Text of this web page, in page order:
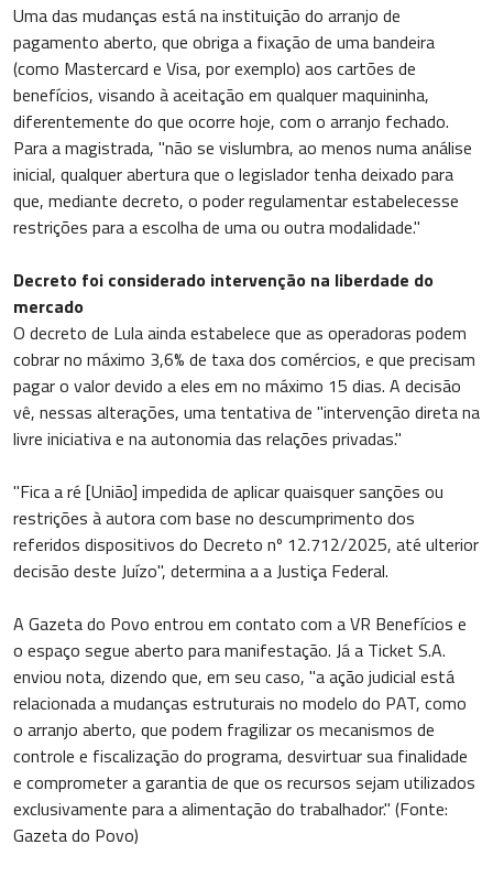
Uma das mudanças está na instituição do arranjo de
pagamento aberto, que obriga a fixação de uma bandeira
(como Mastercard e Visa, por exemplo) aos cartões de
benefícios, visando à aceitação em qualquer maquininha,
diferentemente do que ocorre hoje, com o arranjo fechado.
Para a magistrada, "não se vislumbra, ao menos numa análise
inicial, qualquer abertura que o legislador tenha deixado para
que, mediante decreto, o poder regulamentar estabelecesse
restrições para a escolha de uma ou outra modalidade."
Decreto foi considerado intervenção na liberdade do
mercado
O decreto de Lula ainda estabelece que as operadoras podem
cobrar no máximo 3,6% de taxa dos comércios, e que precisam
pagar o valor devido a eles em no máximo 15 dias. A decisão
vê, nessas alterações, uma tentativa de "intervenção direta na
livre iniciativa e na autonomia das relações privadas."
"Fica a ré [União] impedida de aplicar quaisquer sanções ou
restrições à autora com base no descumprimento dos
referidos dispositivos do Decreto nº 12.712/2025, até ulterior
decisão deste Juízo", determina a a Justiça Federal.
A Gazeta do Povo entrou em contato com a VR Benefícios e
o espaço segue aberto para manifestação. Já a Ticket S.A.
enviou nota, dizendo que, em seu caso, "a ação judicial está
relacionada a mudanças estruturais no modelo do PAT, como
o arranjo aberto, que podem fragilizar os mecanismos de
controle e fiscalização do programa, desvirtuar sua finalidade
e comprometer a garantia de que os recursos sejam utilizados
exclusivamente para a alimentação do trabalhador." (Fonte:
Gazeta do Povo)